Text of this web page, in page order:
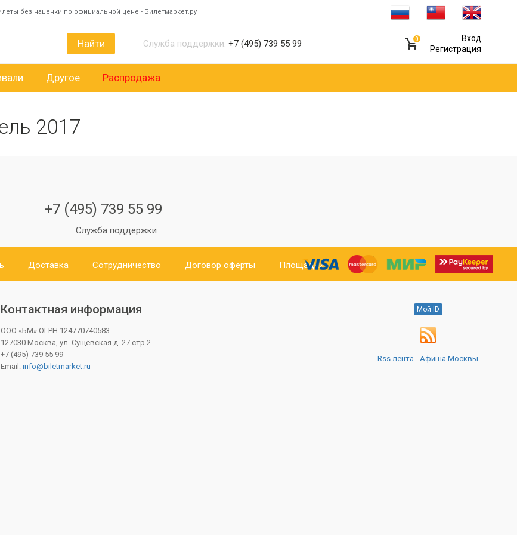
без наценки по официальной цене - Билетмаркет.ру
Найти Служба поддержки: +7 (495) 739 55 99 0
Вход
Регистрация
Другое Распродажа
2017
+7 (495) 739 55 99
Служба поддержки
Доставка Сотрудничество Договор оферты Площадки
Контактная информация
ООО «БМ» ОГРН 124770740583
127030 Москва, ул. Сущевская д. 27 стр.2
+7 (495) 739 55 99
Email: info@biletmarket.ru
Мой ID
Rss лента - Афиша Москвы